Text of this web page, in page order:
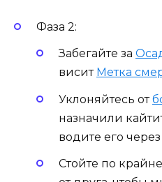
Фаза 2:
Забегайте за
висит Метка
Уклоняйтесь от
назначили
водите его
Стойте по